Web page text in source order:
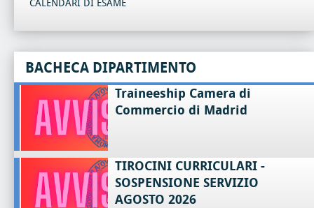
CALENDARI DI ESAME
BACHECA DIPARTIMENTO
Traineeship Camera di
Commercio di Madrid
TIROCINI CURRICULARI -
SOSPENSIONE SERVIZIO
AGOSTO 2026